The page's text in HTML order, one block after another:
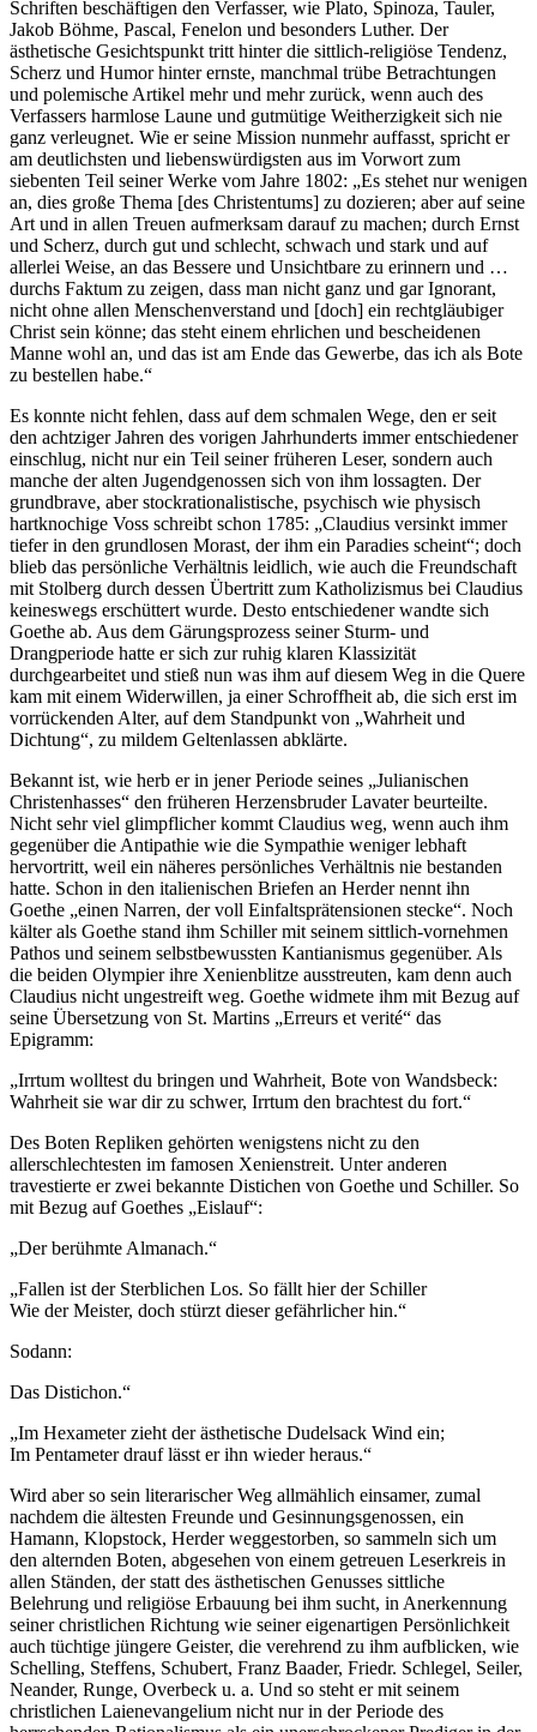
Schriften beschäftigen den Verfasser, wie Plato, Spinoza, Tauler,
Jakob Böhme, Pascal, Fenelon und besonders Luther. Der
ästhetische Gesichtspunkt tritt hinter die sittlich-religiöse Tendenz,
Scherz und Humor hinter ernste, manchmal trübe Betrachtungen
und polemische Artikel mehr und mehr zurück, wenn auch des
Verfassers harmlose Laune und gutmütige Weitherzigkeit sich nie
ganz verleugnet. Wie er seine Mission nunmehr auffasst, spricht er
am deutlichsten und liebenswürdigsten aus im Vorwort zum
siebenten Teil seiner Werke vom Jahre 1802: „Es stehet nur wenigen
an, dies große Thema [des Christentums] zu dozieren; aber auf seine
Art und in allen Treuen aufmerksam darauf zu machen; durch Ernst
und Scherz, durch gut und schlecht, schwach und stark und auf
allerlei Weise, an das Bessere und Unsichtbare zu erinnern und …
durchs Faktum zu zeigen, dass man nicht ganz und gar Ignorant,
nicht ohne allen Menschenverstand und [doch] ein rechtgläubiger
Christ sein könne; das steht einem ehrlichen und bescheidenen
Manne wohl an, und das ist am Ende das Gewerbe, das ich als Bote
zu bestellen habe.“
Es konnte nicht fehlen, dass auf dem schmalen Wege, den er seit
den achtziger Jahren des vorigen Jahrhunderts immer entschiedener
einschlug, nicht nur ein Teil seiner früheren Leser, sondern auch
manche der alten Jugendgenossen sich von ihm lossagten. Der
grundbrave, aber stockrationalistische, psychisch wie physisch
hartknochige Voss schreibt schon 1785: „Claudius versinkt immer
tiefer in den grundlosen Morast, der ihm ein Paradies scheint“; doch
blieb das persönliche Verhältnis leidlich, wie auch die Freundschaft
mit Stolberg durch dessen Übertritt zum Katholizismus bei Claudius
keineswegs erschüttert wurde. Desto entschiedener wandte sich
Goethe ab. Aus dem Gärungsprozess seiner Sturm- und
Drangperiode hatte er sich zur ruhig klaren Klassizität
durchgearbeitet und stieß nun was ihm auf diesem Weg in die Quere
kam mit einem Widerwillen, ja einer Schroffheit ab, die sich erst im
vorrückenden Alter, auf dem Standpunkt von „Wahrheit und
Dichtung“, zu mildem Geltenlassen abklärte.
Bekannt ist, wie herb er in jener Periode seines „Julianischen
Christenhasses“ den früheren Herzensbruder Lavater beurteilte.
Nicht sehr viel glimpflicher kommt Claudius weg, wenn auch ihm
gegenüber die Antipathie wie die Sympathie weniger lebhaft
hervortritt, weil ein näheres persönliches Verhältnis nie bestanden
hatte. Schon in den italienischen Briefen an Herder nennt ihn
Goethe „einen Narren, der voll Einfaltsprätensionen stecke“. Noch
kälter als Goethe stand ihm Schiller mit seinem sittlich-vornehmen
Pathos und seinem selbstbewussten Kantianismus gegenüber. Als
die beiden Olympier ihre Xenienblitze ausstreuten, kam denn auch
Claudius nicht ungestreift weg. Goethe widmete ihm mit Bezug auf
seine Übersetzung von St. Martins „Erreurs et verité“ das
Epigramm:
„Irrtum wolltest du bringen und Wahrheit, Bote von Wandsbeck:
Wahrheit sie war dir zu schwer, Irrtum den brachtest du fort.“
Des Boten Repliken gehörten wenigstens nicht zu den
allerschlechtesten im famosen Xenienstreit. Unter anderen
travestierte er zwei bekannte Distichen von Goethe und Schiller. So
mit Bezug auf Goethes „Eislauf“:
„Der berühmte Almanach.“
„Fallen ist der Sterblichen Los. So fällt hier der Schiller
Wie der Meister, doch stürzt dieser gefährlicher hin.“
Sodann:
Das Distichon.“
„Im Hexameter zieht der ästhetische Dudelsack Wind ein;
Im Pentameter drauf lässt er ihn wieder heraus.“
Wird aber so sein literarischer Weg allmählich einsamer, zumal
nachdem die ältesten Freunde und Gesinnungsgenossen, ein
Hamann, Klopstock, Herder weggestorben, so sammeln sich um
den alternden Boten, abgesehen von einem getreuen Leserkreis in
allen Ständen, der statt des ästhetischen Genusses sittliche
Belehrung und religiöse Erbauung bei ihm sucht, in Anerkennung
seiner christlichen Richtung wie seiner eigenartigen Persönlichkeit
auch tüchtige jüngere Geister, die verehrend zu ihm aufblicken, wie
Schelling, Steffens, Schubert, Franz Baader, Friedr. Schlegel, Seiler,
Neander, Runge, Overbeck u. a. Und so steht er mit seinem
christlichen Laienevangelium nicht nur in der Periode des